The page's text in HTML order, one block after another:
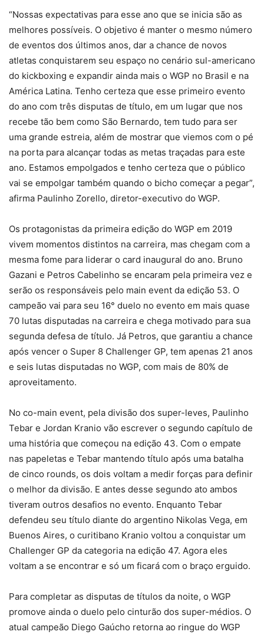
“Nossas expectativas para esse ano que se inicia são as
melhores possíveis. O objetivo é manter o mesmo número
de eventos dos últimos anos, dar a chance de novos
atletas conquistarem seu espaço no cenário sul-americano
do kickboxing e expandir ainda mais o WGP no Brasil e na
América Latina. Tenho certeza que esse primeiro evento
do ano com três disputas de título, em um lugar que nos
recebe tão bem como São Bernardo, tem tudo para ser
uma grande estreia, além de mostrar que viemos com o pé
na porta para alcançar todas as metas traçadas para este
ano. Estamos empolgados e tenho certeza que o público
vai se empolgar também quando o bicho começar a pegar”,
afirma Paulinho Zorello, diretor-executivo do WGP.
Os protagonistas da primeira edição do WGP em 2019
vivem momentos distintos na carreira, mas chegam com a
mesma fome para liderar o card inaugural do ano. Bruno
Gazani e Petros Cabelinho se encaram pela primeira vez e
serão os responsáveis pelo main event da edição 53. O
campeão vai para seu 16° duelo no evento em mais quase
70 lutas disputadas na carreira e chega motivado para sua
segunda defesa de título. Já Petros, que garantiu a chance
após vencer o Super 8 Challenger GP, tem apenas 21 anos
e seis lutas disputadas no WGP, com mais de 80% de
aproveitamento.
No co-main event, pela divisão dos super-leves, Paulinho
Tebar e Jordan Kranio vão escrever o segundo capítulo de
uma história que começou na edição 43. Com o empate
nas papeletas e Tebar mantendo título após uma batalha
de cinco rounds, os dois voltam a medir forças para definir
o melhor da divisão. E antes desse segundo ato ambos
tiveram outros desafios no evento. Enquanto Tebar
defendeu seu título diante do argentino Nikolas Vega, em
Buenos Aires, o curitibano Kranio voltou a conquistar um
Challenger GP da categoria na edição 47. Agora eles
voltam a se encontrar e só um ficará com o braço erguido.
Para completar as disputas de títulos da noite, o WGP
promove ainda o duelo pelo cinturão dos super-médios. O
atual campeão Diego Gaúcho retorna ao ringue do WGP